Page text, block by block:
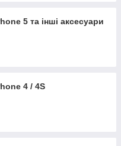
5 та інші аксесуари
4 / 4S